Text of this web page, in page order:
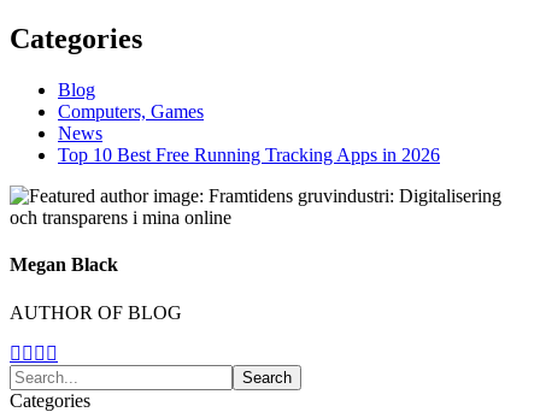
Categories
Blog
Computers, Games
News
Top 10 Best Free Running Tracking Apps in 2026
Megan Black
AUTHOR OF BLOG
Categories